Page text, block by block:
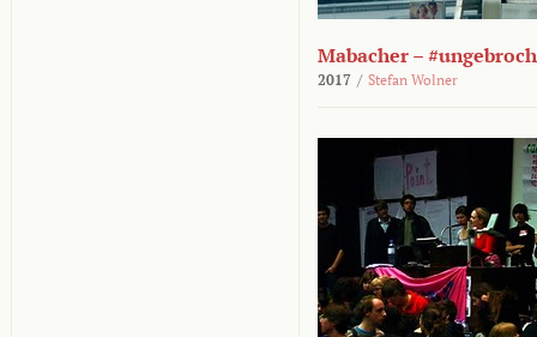
Mabacher –
2017 / Stefan Wolner